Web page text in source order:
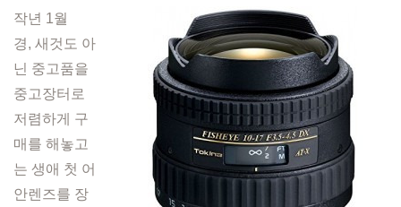
작년 1월
경, 새것도 아
닌 중고품을
중고장터로
저렴하게 구
매를 해놓고
는 생애 첫 어
안렌즈를 장